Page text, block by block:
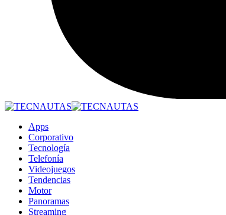
Apps
Corporativo
Tecnología
Telefonía
Videojuegos
Tendencias
Motor
Panoramas
Streaming